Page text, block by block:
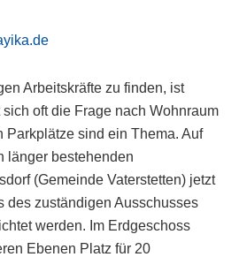
Arbeitskräfte zu finden, ist
oft die Frage nach Wohnraum
Parkplätze sind ein Thema. Auf
länger bestehenden
(Gemeinde Vaterstetten) jetzt
des zuständigen Ausschusses
werden. Im Erdgeschoss
Ebenen Platz für 20